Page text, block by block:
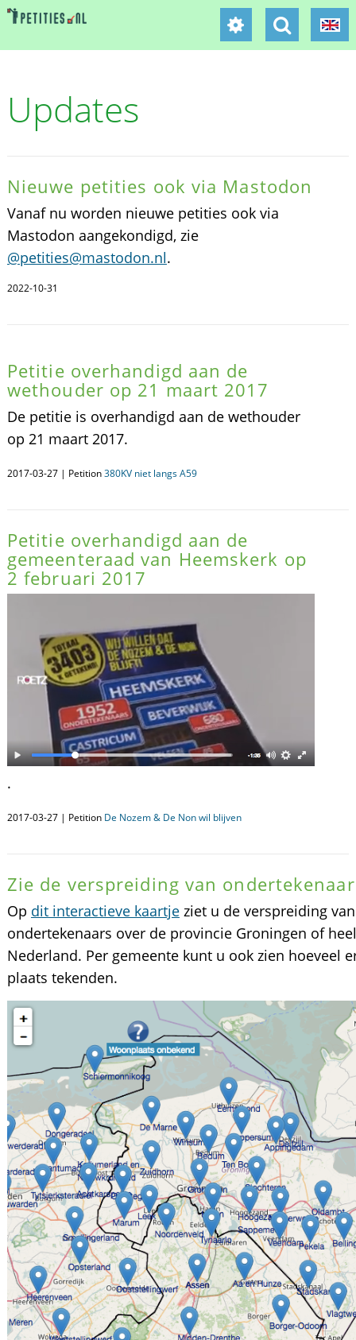
Updates
Nieuwe petities ook via Mastodon
Vanaf nu worden nieuwe petities ook via
Mastodon aangekondigd, zie
@petities@mastodon.nl.
2022-10-31
Petitie overhandigd aan de
wethouder op 21 maart 2017
De petitie is overhandigd aan de wethouder
op 21 maart 2017.
2017-03-27 | Petition380KV niet langs A59
Petitie overhandigd aan de
gemeenteraad van Heemskerk op
2 februari 2017
.
2017-03-27 | Petition De Nozem & De Non wil blijven
Zie de verspreiding van
Op dit interactieve kaartjeziet u de verspreiding
ondertekenaars over de provincie Groningen of heel
Nederland. Per gemeente kunt u ook zien hoeveel
plaats tekenden.